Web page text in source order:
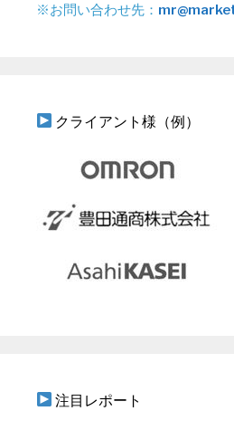
※お問い合わせ先：
クライアント様（例）
注目レポート